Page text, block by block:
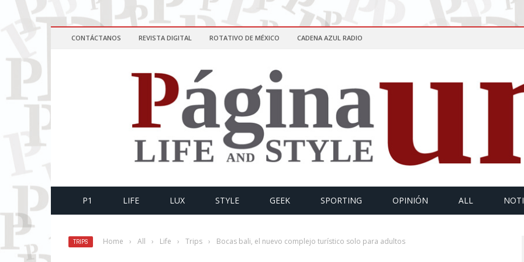
CONTÁCTANOS REVISTA DIGITAL ROTATIVO DE MÉXICO CADENA AZUL RADIO
P1 LIFE LUX STYLE GEEK SPORTING OPINIÓN ALL
TRIPS Home › All › Life › Trips › Bocas bali, el nuevo complejo turístico solo para adultos